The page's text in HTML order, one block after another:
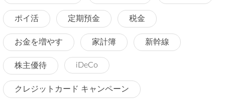
ポイ活 定期預金 税金
お金を増やす 家計簿 新幹線
株主優待 iDeCo
クレジットカード キャンペーン